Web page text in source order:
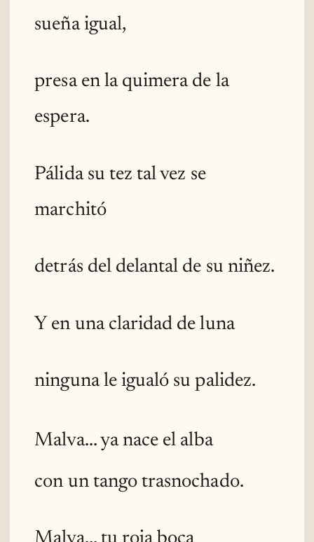
sueña igual,
presa en la quimera de la
espera.
Pálida su tez tal vez se
marchitó
detrás del delantal de su niñez.
Y en una claridad de luna
ninguna le igualó su palidez.
Malva... ya nace el alba
con un tango trasnochado.